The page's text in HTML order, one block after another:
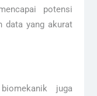
potensi
data yang akurat
juga